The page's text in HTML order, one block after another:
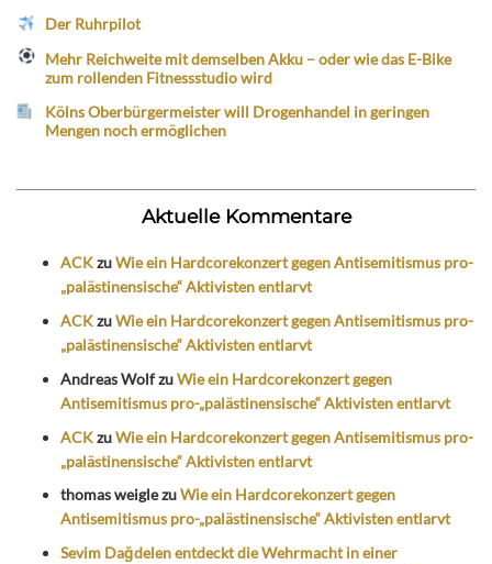
Der Ruhrpilot
Mehr Reichweite mit demselben Akku – oder wie das E-Bike
zum rollenden Fitnessstudio wird
Kölns Oberbürgermeister will Drogenhandel in geringen
Mengen noch ermöglichen
Aktuelle Kommentare
ACKzuWie ein Hardcorekonzert gegen Antisemitismus pro-
„palästinensische“ Aktivisten entlarvt
ACKzuWie ein Hardcorekonzert gegen Antisemitismus pro-
„palästinensische“ Aktivisten entlarvt
Andreas WolfzuWie ein Hardcorekonzert gegen
Antisemitismus pro-„palästinensische“ Aktivisten entlarvt
ACKzuWie ein Hardcorekonzert gegen Antisemitismus pro-
„palästinensische“ Aktivisten entlarvt
thomas weiglezuWie ein Hardcorekonzert gegen
Antisemitismus pro-„palästinensische“ Aktivisten entlarvt
Sevim Dağdelen entdeckt die Wehrmacht in einer